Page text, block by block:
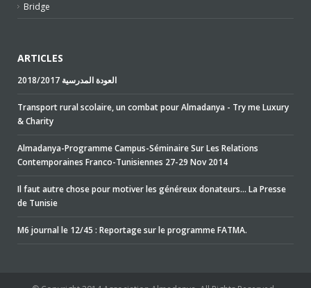
Bridge
ARTICLES
2018/2017 العودة المدرسية
Transport rural scolaire, un combat pour Almadanya - Try me Luxury
& Charity
Almadanya-Programme Campus-Séminaire Sur Les Relations
Contemporaines Franco-Tunisiennes 27-29 Nov 2014
Il faut autre chose pour motiver les généreux donateurs… La Presse
de Tunisie
M6 journal le 12/45 : Reportage sur le programme FATMA.